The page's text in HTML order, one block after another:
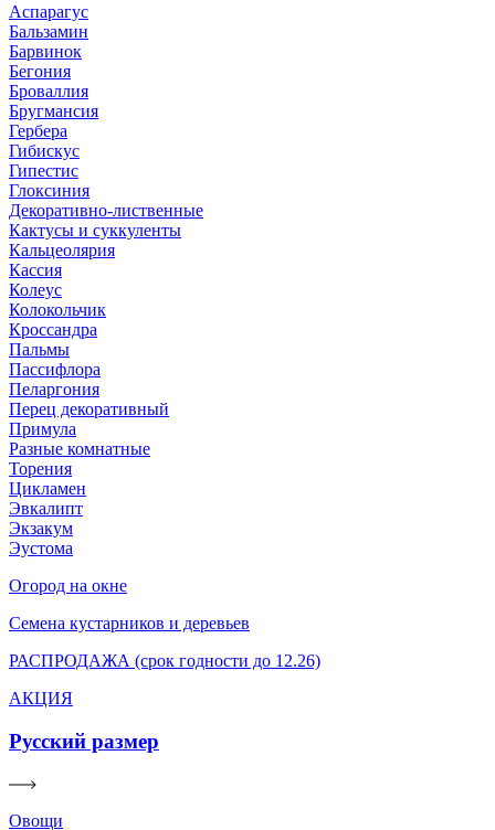
Аспарагус
Бальзамин
Барвинок
Бегония
Броваллия
Бругмансия
Гербера
Гибискус
Гипестис
Глоксиния
Декоративно-лиственные
Кактусы и суккуленты
Кальцеолярия
Кассия
Колеус
Колокольчик
Кроссандра
Пальмы
Пассифлора
Пеларгония
Перец декоративный
Примула
Разные комнатные
Торения
Цикламен
Эвкалипт
Экзакум
Эустома
Огород на окне
Семена кустарников и деревьев
РАСПРОДАЖА (срок годности до 12.26)
АКЦИЯ
Русский размер
Овощи